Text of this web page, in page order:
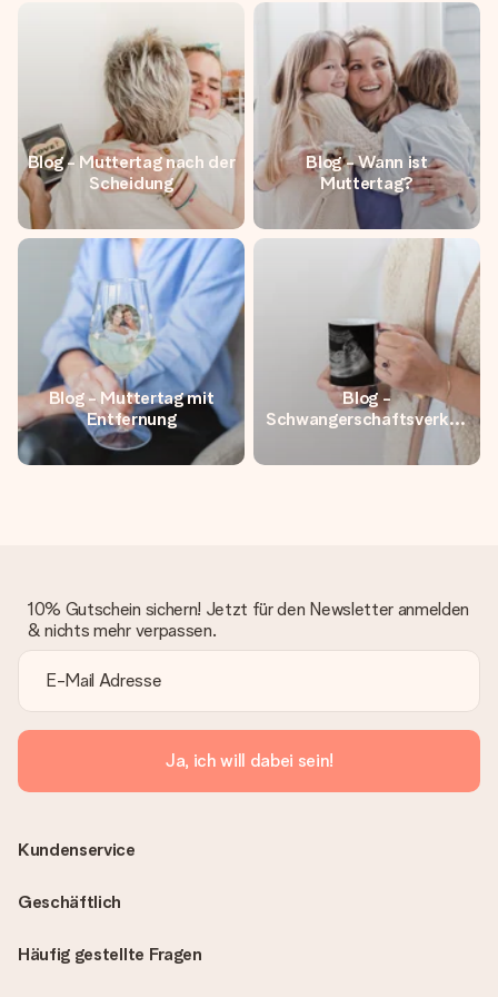
Montag - Freitag : 8:30 - 17:00 Uhr
Samstag - Sonntag : 8:30 - 13:00 Uhr
Blog - Muttertag nach der
Scheidung
Blog - Wann ist
Muttertag?
Blog - Muttertag mit
Entfernung
Blog -
Schwangerschaftsverkün
10% Gutschein sichern! Jetzt für den Newsletter anmelden
& nichts mehr verpassen.
Ja, ich will dabei sein!
Häufig gestellte Fragen
Kundenservice
Geschäftlich